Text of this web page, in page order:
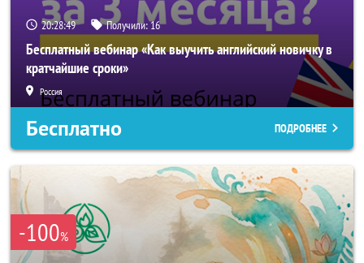
20:28:47 Получили:16
Бесплатный вебинар «Как выучить английский новичку в
кратчайшие сроки»
Россия
Бесплатно ПОДРОБНЕЕ
-100%